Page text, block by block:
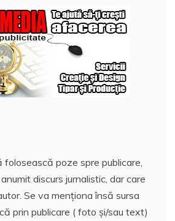
poze spre publicare,
discurs jurnalistic, dar care
Se va menționa însă sursa
prin publicare ( foto și/sau text)